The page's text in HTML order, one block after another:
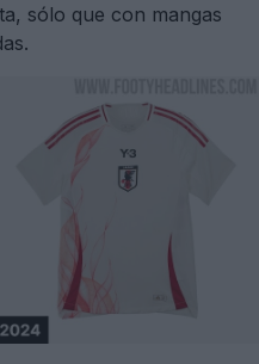
sólo que con mangas